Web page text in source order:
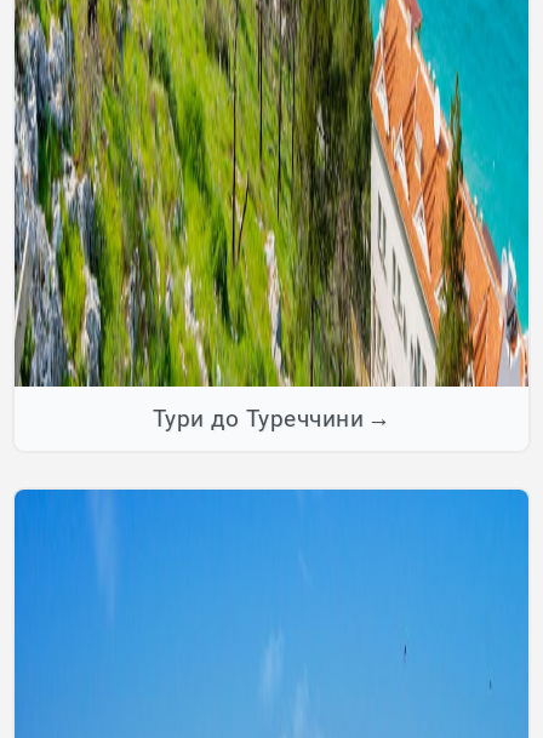
Тури до Туреччини